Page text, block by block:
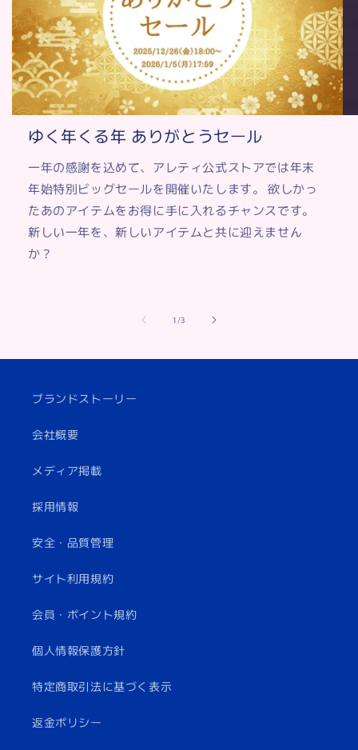
ゆく年くる年 ありがとうセール
一年の感謝を込めて、アレティ公式ストアでは年末
年始特別ビッグセールを開催いたします。 欲しかっ
たあのアイテムをお得に手に入れるチャンスです。
新しい一年を、新しいアイテムと共に迎えません
か？
1/of
3
ブランドストーリー
会社概要
メディア掲載
採用情報
安全・品質管理
サイト利用規約
会員・ポイント規約
個人情報保護方針
特定商取引法に基づく表示
返金ポリシー